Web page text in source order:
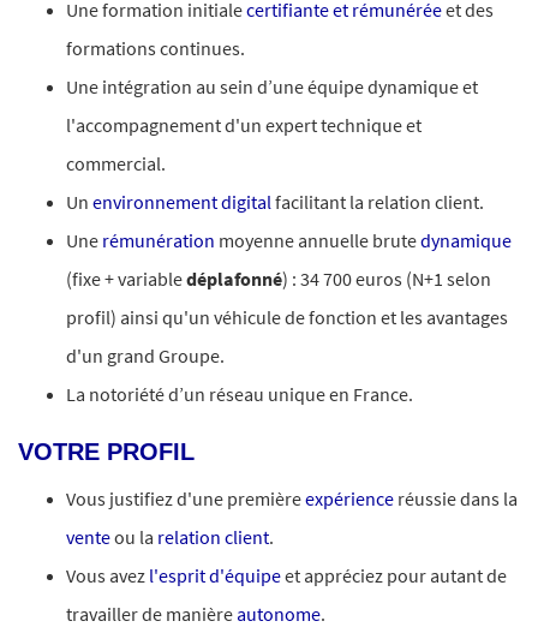
Une formation initialecertifiante et rémunéréeet des
formations continues.
Une intégration au sein d’une équipe dynamique et
l'accompagnement d'un expert technique et
commercial.
Un environnement digitalfacilitant la relation client.
Une rémunération moyenne annuelle brutedynamique
(fixe + variabledéplafonné) : 34 700 euros (N+1 selon
profil) ainsi qu'un véhicule de fonction et les avantages
d'un grand Groupe.
La notoriété d’un réseau unique en France.
VOTRE PROFIL
Vous justifiez d'une premièreexpérience réussie dans la
venteou la relation client.
Vous avez l'esprit d'équipeet appréciez pour autant de
travailler de manière autonome.